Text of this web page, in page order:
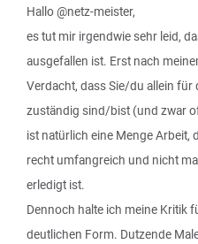
Hallo @netz-meister,
es tut mir irgendwie sehr leid,
ausgefallen ist. Erst nach
Verdacht, dass Sie/du allein
zuständig sind/bist (und zwar
ist natürlich eine Menge Arbeit,
recht umfangreich und nicht
erledigt ist.
Dennoch halte ich meine Kritik
deutlichen Form. Dutzende